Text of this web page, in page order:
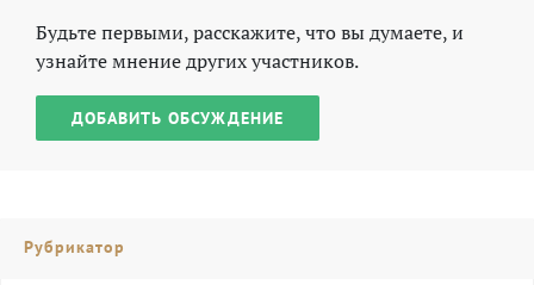
Будьте первыми, расскажите, что вы думаете, и
узнайте мнение других участников.
ДОБАВИТЬ ОБСУЖДЕНИЕ
Рубрикатор